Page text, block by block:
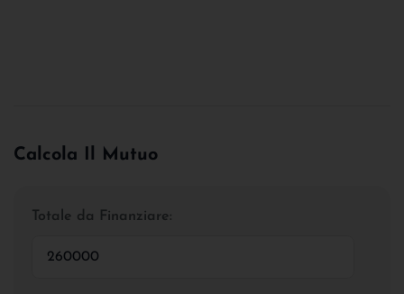
Calcola Il Mutuo
Totale da Finanziare: